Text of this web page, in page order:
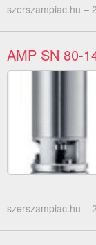
szerszampiac.hu –
AMP SN 80-
szerszampiac.hu –